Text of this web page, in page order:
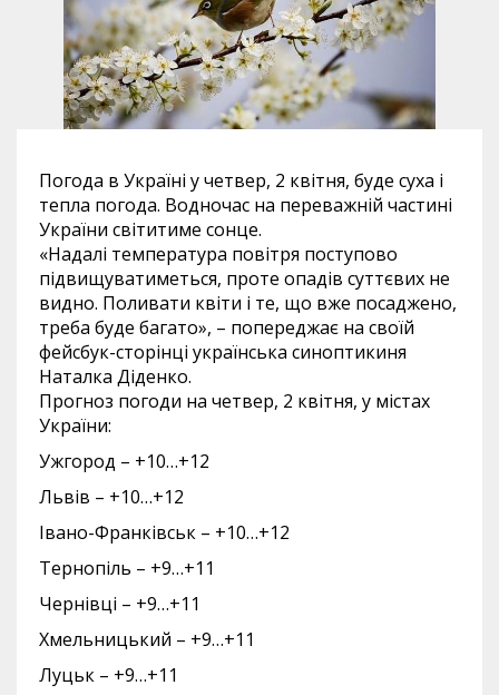
Погода в Україні у четвер, 2 квітня, буде суха і
тепла погода. Водночас на переважній частині
України світитиме сонце.
«Надалі температура повітря поступово
підвищуватиметься, проте опадів суттєвих не
видно. Поливати квіти і те, що вже посаджено,
треба буде багато», – попереджає на своїй
фейсбук-сторінці українська синоптикиня
Наталка Діденко.
Прогноз погоди на четвер, 2 квітня, у містах
України:
Ужгород – +10…+12
Львів – +10…+12
Івано-Франківськ – +10…+12
Тернопіль – +9…+11
Чернівці – +9…+11
Хмельницький – +9…+11
Луцьк – +9…+11